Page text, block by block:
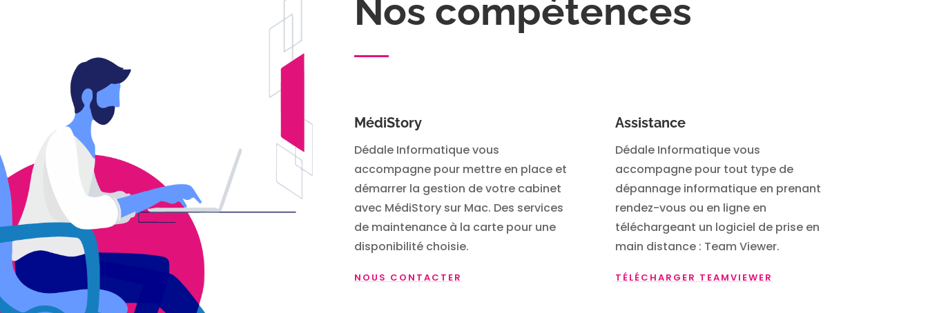
Nos compétences
MédiStory
Dédale Informatique vous
accompagne pour mettre en place et
démarrer la gestion de votre cabinet
avec MédiStory sur Mac. Des services
de maintenance à la carte pour une
disponibilité choisie.
NOUS CONTACTER
Assistance
Dédale Informatique vous
accompagne pour tout type de
dépannage informatique en prenant
rendez-vous ou en ligne en
téléchargeant un logiciel de prise en
main distance : Team Viewer.
TÉLÉCHARGER TEAMVIEWER